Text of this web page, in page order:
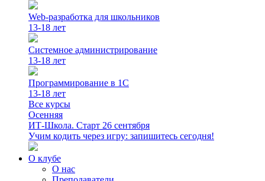
Web-разработка для школьников
13-18 лет
Системное администрирование
13-18 лет
Программирование в 1С
13-18 лет
Все курсы
Осенняя
ИТ-Школа. Старт 26 сентября
Учим кодить через игру: запишитесь сегодня!
О клубе
О нас